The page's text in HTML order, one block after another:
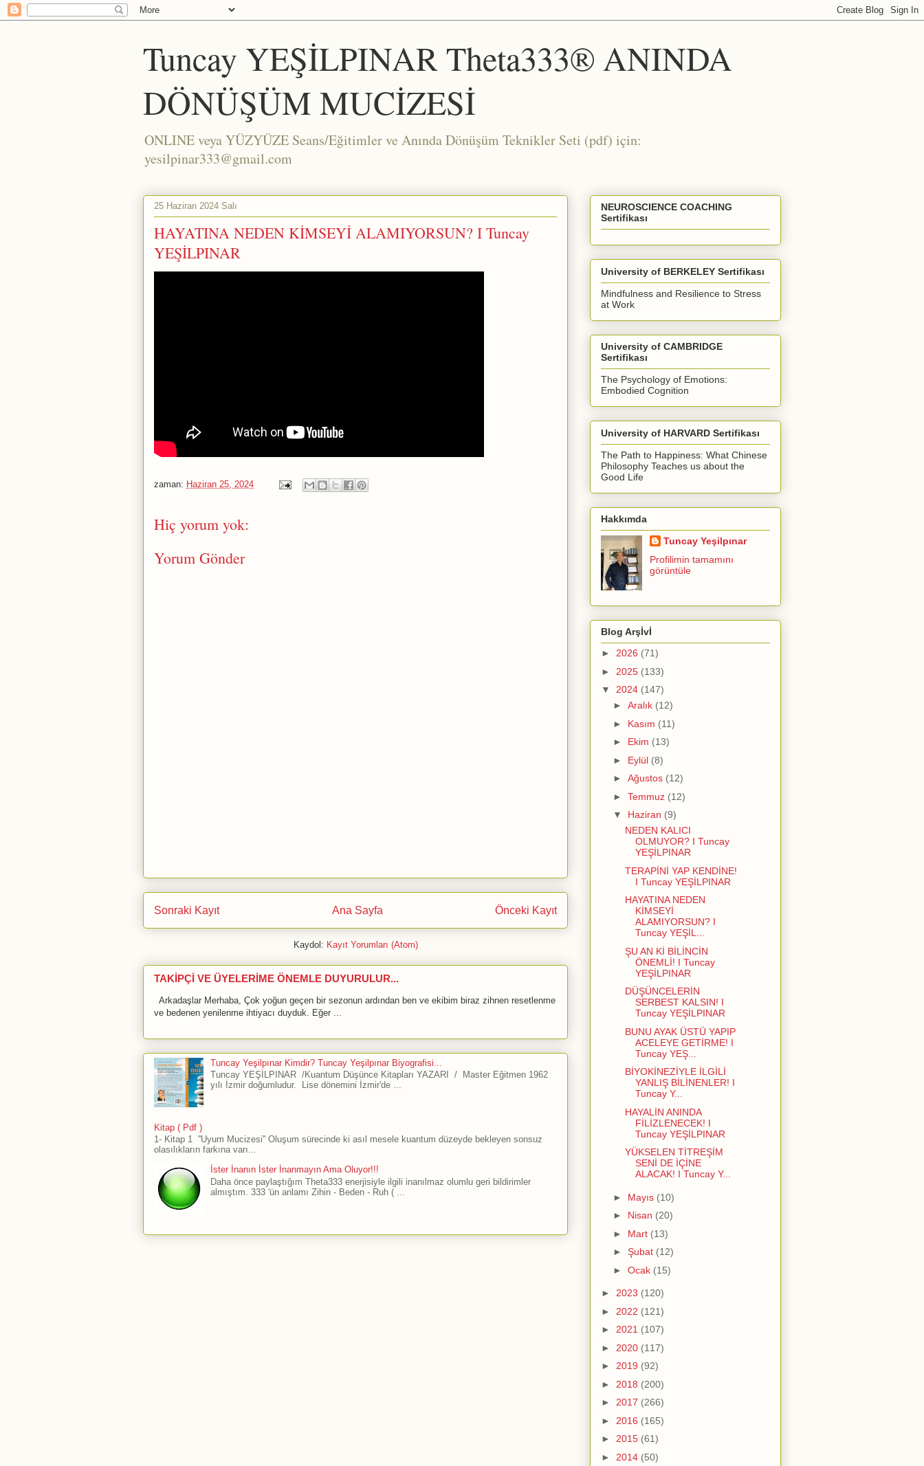
Tuncay YEŞİLPINAR Theta333® ANINDA
DÖNÜŞÜM MUCİZESİ
ONLINE veya YÜZYÜZE Seans/Eğitimler ve Anında Dönüşüm Teknikler Seti (pdf) için:
yesilpinar333@gmail.com
25 Haziran 2024 Salı
HAYATINA NEDEN KİMSEYİ ALAMIYORSUN? I Tuncay
YEŞİLPINAR
zaman: Haziran 25, 2024
Hiç yorum yok:
Yorum Gönder
Sonraki Kayıt Önceki Kayıt
Ana Sayfa
Kaydol: Kayıt Yorumları (Atom)
TAKİPÇİ VE ÜYELERİME ÖNEMLE DUYURULUR...
Arkadaşlar Merhaba, Çok yoğun geçen bir sezonun ardından ben ve ekibim biraz zihnen resetlenme
ve bedenen yenilenme ihtiyacı duyduk. Eğer ...
Tuncay Yeşilpınar Kimdir? Tuncay Yeşilpınar Biyografisi...
Tuncay YEŞİLPINAR /Kuantum Düşünce Kitapları YAZARI / Master Eğitmen 1962
yılı İzmir doğumludur. Lise dönemini İzmir'de ...
Kitap ( Pdf )
1- Kitap 1 ''Uyum Mucizesi'' Oluşum sürecinde ki asıl mesele kuantum düzeyde bekleyen sonsuz
olasılıkların farkına varı...
İster İnanın İster İnanmayın Ama Oluyor!!!
Daha önce paylaştığım Theta333 enerjisiyle ilgili inanılmaz olumlu geri bildirimler
almıştım. 333 'ün anlamı Zihin - Beden - Ruh ( ...
NEUROSCIENCE COACHING
Sertifikası
University of BERKELEY Sertifikası
Mindfulness and Resilience to Stress
at Work
University of CAMBRIDGE
Sertifikası
The Psychology of Emotions:
Embodied Cognition
University of HARVARD Sertifikası
The Path to Happiness: What Chinese
Philosophy Teaches us about the
Good Life
Hakkımda
Tuncay Yeşilpınar
Profilimin tamamını
görüntüle
Blog Arşİvİ
► 2026 (71)
► 2025 (133)
▼ 2024 (147)
► Aralık (12)
► Kasım (11)
► Ekim (13)
► Eylül (8)
► Ağustos (12)
► Temmuz (12)
▼ Haziran (9)
NEDEN KALICI
OLMUYOR? I Tuncay
YEŞİLPINAR
TERAPİNİ YAP KENDİNE!
I Tuncay YEŞİLPINAR
HAYATINA NEDEN
KİMSEYİ
ALAMIYORSUN? I
Tuncay YEŞİL...
ŞU AN Kİ BİLİNCİN
ÖNEMLİ! I Tuncay
YEŞİLPINAR
DÜŞÜNCELERİN
SERBEST KALSIN! I
Tuncay YEŞİLPINAR
BUNU AYAK ÜSTÜ YAPIP
ACELEYE GETİRME! I
Tuncay YEŞ...
BİYOKİNEZİYLE İLGİLİ
YANLIŞ BİLİNENLER! I
Tuncay Y...
HAYALİN ANINDA
FİLİZLENECEK! I
Tuncay YEŞİLPINAR
YÜKSELEN TİTREŞİM
SENİ DE İÇİNE
ALACAK! I Tuncay Y...
► Mayıs (10)
► Nisan (20)
► Mart (13)
► Şubat (12)
► Ocak (15)
► 2023 (120)
► 2022 (121)
► 2021 (107)
► 2020 (117)
► 2019 (92)
► 2018 (200)
► 2017 (266)
► 2016 (165)
► 2015 (61)
► 2014 (50)